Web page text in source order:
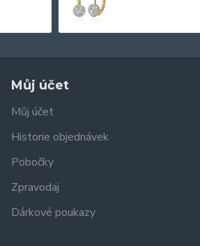
Můj účet
Můj účet
Historie objednávek
Pobočky
Zpravodaj
Dárkové poukazy